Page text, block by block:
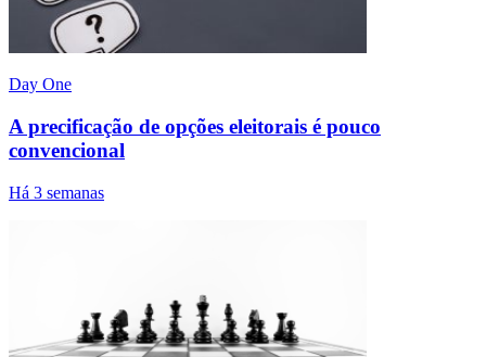
Day One
A precificação de opções eleitorais é pouco
convencional
Há 3 semanas